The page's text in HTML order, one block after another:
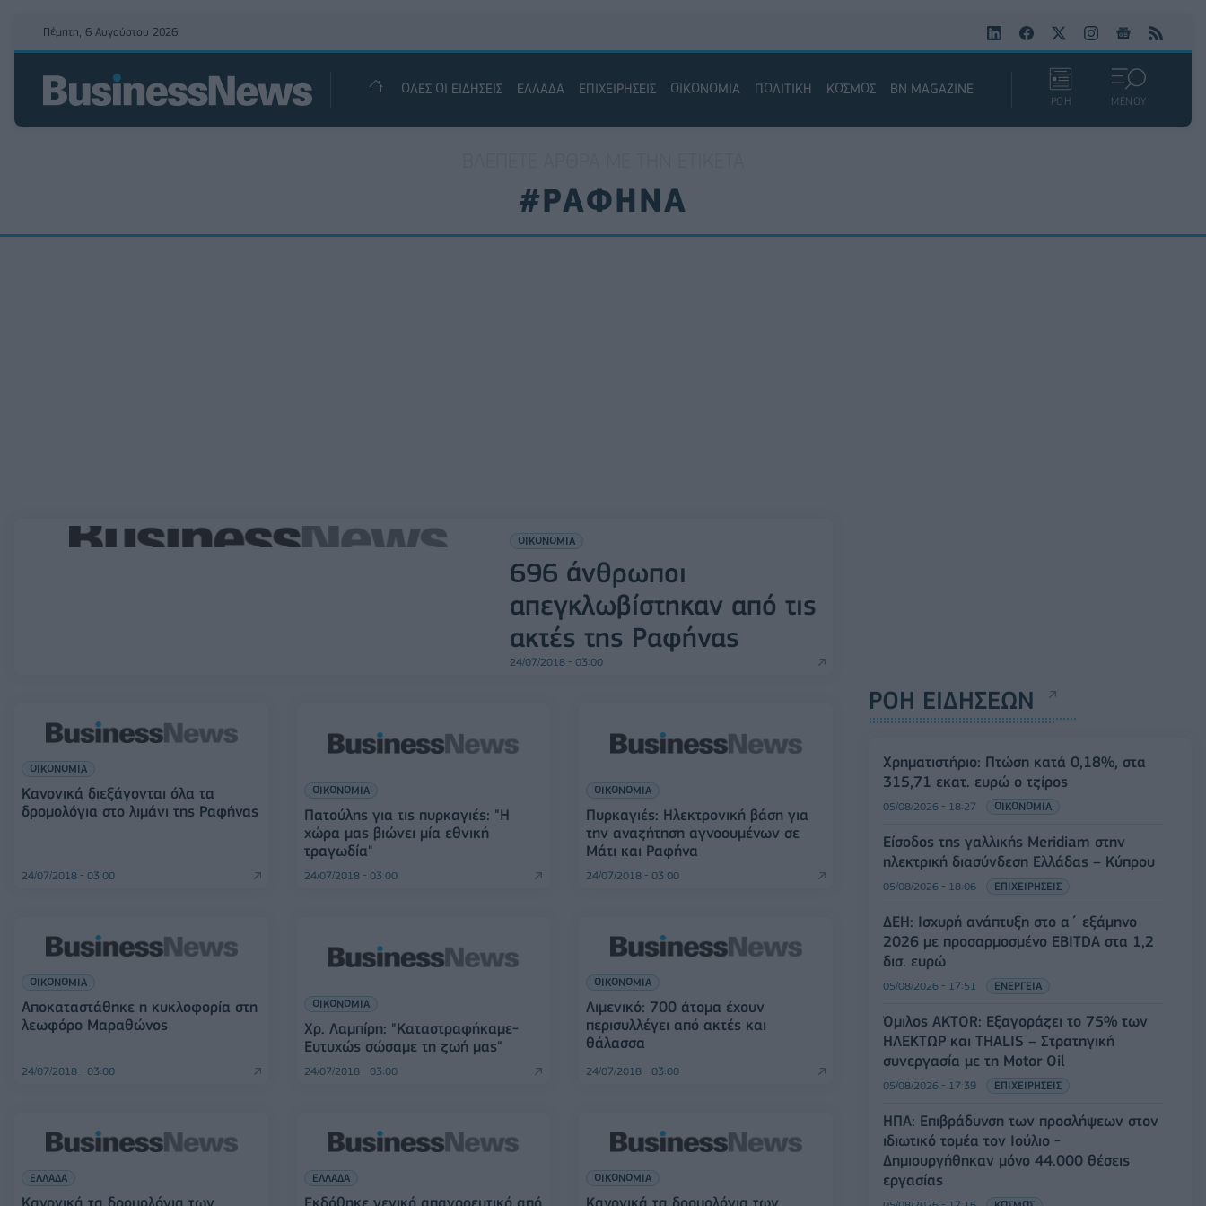
Πέμπτη, 6 Αυγούστου 2026
ΟΛΕΣ ΟΙ ΕΙΔΗΣΕΙΣ ΕΛΛΑΔΑ ΕΠΙΧΕΙΡΗΣΕΙΣ ΟΙΚΟΝΟΜΙΑ ΠΟΛΙΤΙΚΗ ΚΟΣΜΟΣ BN MAGAZINE
ΡΟΗ ΜΕΝΟΥ
#ΡΑΦΗΝΑ
ΟΙΚΟΝΟΜΙΑ
696 άνθρωποι
απεγκλωβίστηκαν από τις
ακτές της Ραφήνας
24/07/2018 - 03:00
ΟΙΚΟΝΟΜΙΑ
Κανονικά διεξάγονται όλα τα
δρομολόγια στο λιμάνι της Ραφήνας
24/07/2018 - 03:00
ΟΙΚΟΝΟΜΙΑ
Πατούλης για τις πυρκαγιές: "Η
χώρα μας βιώνει μία εθνική
τραγωδία"
24/07/2018 - 03:00
ΟΙΚΟΝΟΜΙΑ
Πυρκαγιές: Ηλεκτρονική βάση για
την αναζήτηση αγνοουμένων σε
Μάτι και Ραφήνα
24/07/2018 - 03:00
ΟΙΚΟΝΟΜΙΑ
Αποκαταστάθηκε η κυκλοφορία στη
λεωφόρο Μαραθώνος
24/07/2018 - 03:00
ΟΙΚΟΝΟΜΙΑ
Χρ. Λαμπίρη: "Καταστραφήκαμε-
Ευτυχώς σώσαμε τη ζωή μας"
24/07/2018 - 03:00
ΟΙΚΟΝΟΜΙΑ
Λιμενικό: 700 άτομα έχουν
περισυλλέγει από ακτές και
θάλασσα
24/07/2018 - 03:00
ΕΛΛΑΔΑ
Κανονικά τα δρομολόγια των
ΕΛΛΑΔΑ
Εκδόθηκε γενικό απαγορευτικό από
ΟΙΚΟΝΟΜΙΑ
Κανονικά τα δρομολόγια των
ΡΟΗ ΕΙΔΗΣΕΩΝ
Χρηματιστήριο: Πτώση κατά 0,18%, στα
315,71 εκατ. ευρώ ο τζίρος
05/08/2026 - 18:27 ΟΙΚΟΝΟΜΙΑ
Είσοδος της γαλλικής Meridiam στην
ηλεκτρική διασύνδεση Ελλάδας – Κύπρου
05/08/2026 - 18:06 ΕΠΙΧΕΙΡΗΣΕΙΣ
ΔΕΗ: Ισχυρή ανάπτυξη στο α΄ εξάμηνο
2026 με προσαρμοσμένο EBITDA στα 1,2
δισ. ευρώ
05/08/2026 - 17:51 ΕΝΕΡΓΕΙΑ
Όμιλος AKTOR: Εξαγοράζει το 75% των
ΗΛΕΚΤΩΡ και THALIS – Στρατηγική
συνεργασία με τη Motor Oil
05/08/2026 - 17:39 ΕΠΙΧΕΙΡΗΣΕΙΣ
ΗΠΑ: Επιβράδυνση των προσλήψεων στον
ιδιωτικό τομέα τον Ιούλιο -
Δημιουργήθηκαν μόνο 44.000 θέσεις
εργασίας